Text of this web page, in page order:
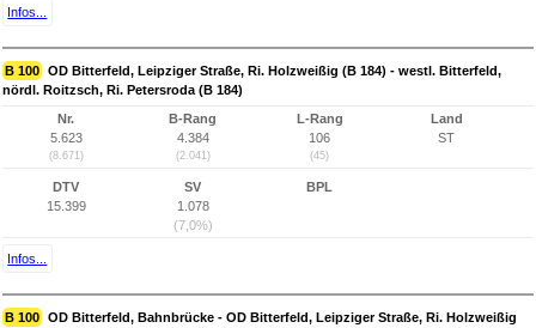
Infos...
B 100 OD Bitterfeld, Leipziger Straße, Ri. Holzweißig (B 184) - westl. Bitterfeld,
nördl. Roitzsch, Ri. Petersroda (B 184)
Nr.
5.623
(8.671)
B-Rang
4.384
(2.041)
L-Rang
106
(45)
Land
ST
DTV
15.399
SV
1.078
(7,0%)
BPL
Infos...
B 100 OD Bitterfeld, Bahnbrücke - OD Bitterfeld, Leipziger Straße, Ri. Holzweißig